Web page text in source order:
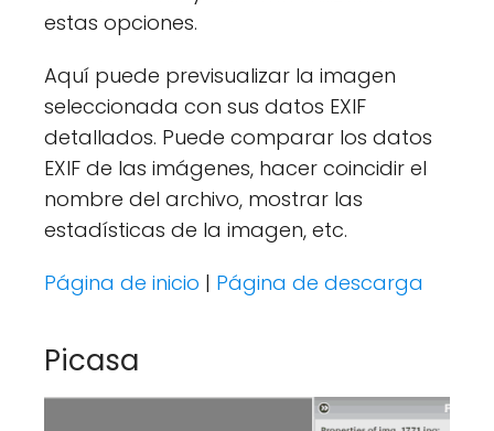
estas opciones.
Aquí puede previsualizar la imagen
seleccionada con sus datos EXIF
detallados. Puede comparar los datos
EXIF de las imágenes, hacer coincidir el
nombre del archivo, mostrar las
estadísticas de la imagen, etc.
Página de inicio | Página de descarga
Picasa